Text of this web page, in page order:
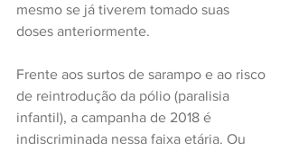
mesmo se já tiverem tomado suas
doses anteriormente.
Frente aos surtos de sarampo e ao risco
de reintrodução da pólio (paralisia
infantil), a campanha de 2018 é
indiscriminada nessa faixa etária. Ou